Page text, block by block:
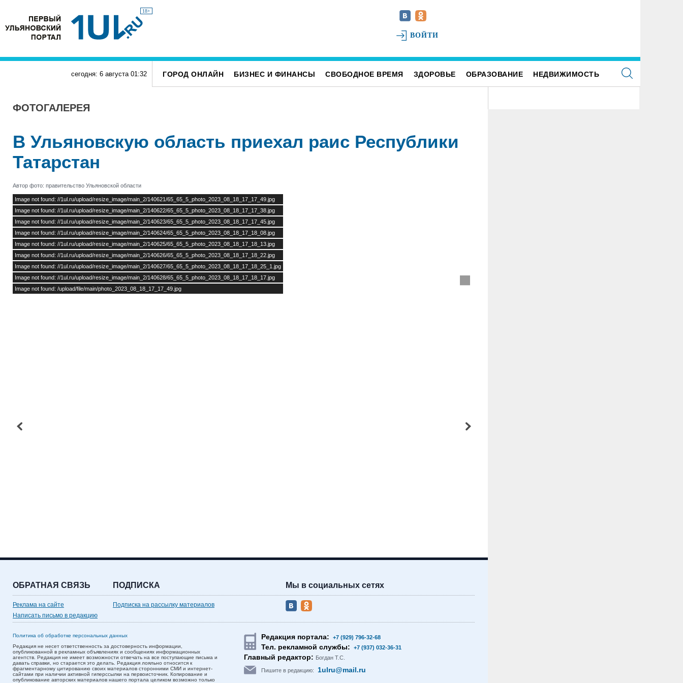
18+
ВОЙТИ
сегодня: 6 августа 01:32 ГОРОД ОНЛАЙН БИЗНЕС И ФИНАНСЫ СВОБОДНОЕ ВРЕМЯ ЗДОРОВЬЕ ОБРАЗОВАНИЕ НЕДВИЖИМОСТЬ
ФОТОГАЛЕРЕЯ
В Ульяновскую область приехал раис Республики
Татарстан
Автор фото: правительство Ульяновской области
Image not found: //1ul.ru/upload/resize_image/main_2/140621/65_65_5_photo_2023_08_18_17_17_49.jpg
Image not found: //1ul.ru/upload/resize_image/main_2/140622/65_65_5_photo_2023_08_18_17_17_38.jpg
Image not found: //1ul.ru/upload/resize_image/main_2/140623/65_65_5_photo_2023_08_18_17_17_45.jpg
Image not found: //1ul.ru/upload/resize_image/main_2/140624/65_65_5_photo_2023_08_18_17_18_08.jpg
Image not found: //1ul.ru/upload/resize_image/main_2/140625/65_65_5_photo_2023_08_18_17_18_13.jpg
Image not found: //1ul.ru/upload/resize_image/main_2/140626/65_65_5_photo_2023_08_18_17_18_22.jpg
Image not found: //1ul.ru/upload/resize_image/main_2/140627/65_65_5_photo_2023_08_18_17_18_25_1.jpg
Image not found: //1ul.ru/upload/resize_image/main_2/140628/65_65_5_photo_2023_08_18_17_18_17.jpg
Image not found: /upload/file/main/photo_2023_08_18_17_17_49.jpg
ОБРАТНАЯ СВЯЗЬ
Реклама на сайте
Написать письмо в редакцию
ПОДПИСКА
Подписка на рассылку материалов
Мы в социальных сетях
Политика об обработке персональных данных
Редакция не несет ответственность за достоверность информации,
опубликованной в рекламных объявлениях и сообщениях информационных
агентств. Редакция не имеет возможности отвечать на все поступающие письма и
давать справки, но старается это делать. Редакция лояльно относится к
фрагментарному цитированию своих материалов сторонними СМИ и интернет-
сайтами при наличии активной гиперссылки на первоисточник. Копирование и
опубликование авторских материалов нашего портала целиком возможно только
Редакция портала: +7 (929) 796-32-68
Тел. рекламной службы: +7 (937) 032-36-31
Главный редактор: Богдан Т.С.
Пишите в редакцию: 1ulru@mail.ru